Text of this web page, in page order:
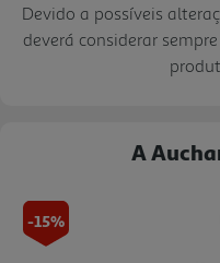
Devido a possíveis
deverá considerar
A
-15%